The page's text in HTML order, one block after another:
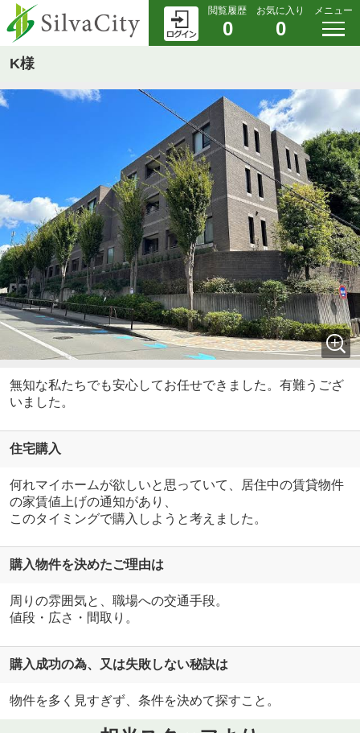
閲覧履歴
0
お気に入り
0
メニュー
K様
無知な私たちでも安心してお任せできました。有難うござ
いました。
住宅購入
何れマイホームが欲しいと思っていて、居住中の賃貸物件
の家賃値上げの通知があり、
このタイミングで購入しようと考えました。
購入物件を決めたご理由は
周りの雰囲気と、職場への交通手段。
値段・広さ・間取り。
購入成功の為、又は失敗しない秘訣は
物件を多く見すぎず、条件を決めて探すこと。